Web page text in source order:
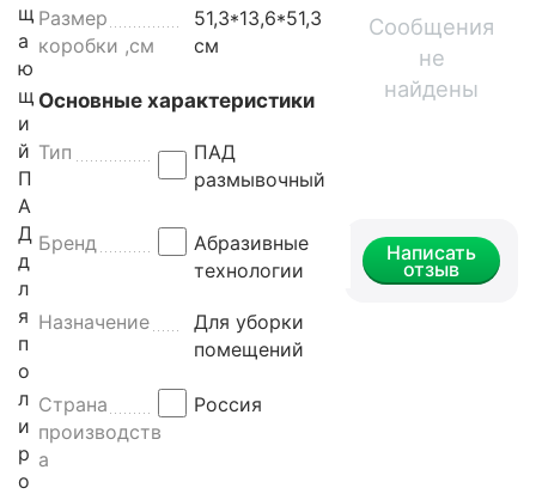
щ
а
ю
щ
и
й
П
А
Д
д
л
я
п
о
л
и
р
о
Размер
коробки ,см
51,3*13,6*51,3
см
Основные характеристики
Тип
ПАД
размывочный
Бренд
Абразивные
технологии
Назначение
Для уборки
помещений
Страна
производств
а
Россия
Сообщения
не
найдены
Написать
отзыв